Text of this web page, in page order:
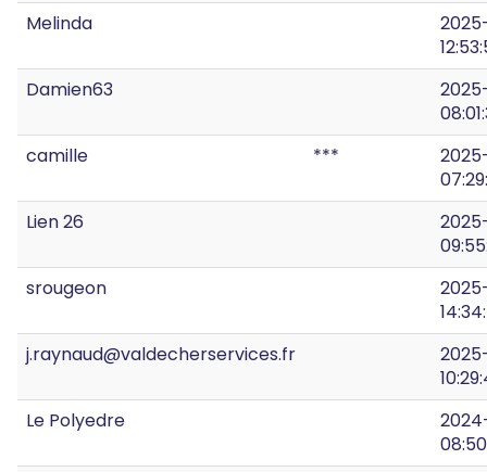
Melinda
Damien63
camille
***
Lien 26
srougeon
j.raynaud@valdecherservices.fr
Le Polyedre